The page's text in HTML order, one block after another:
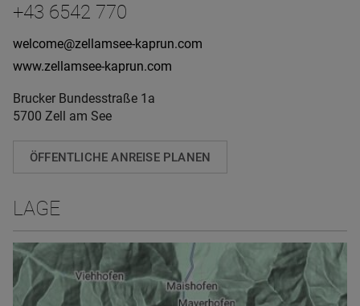
+43 6542 770
welcome@zellamsee-kaprun.com
www.zellamsee-kaprun.com
Brucker Bundesstraße 1a
5700 Zell am See
ÖFFENTLICHE ANREISE PLANEN
LAGE